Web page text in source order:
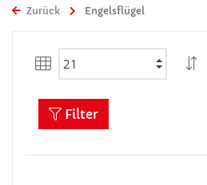
Zurück Engelsflügel
Filter